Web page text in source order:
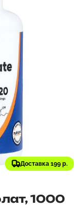
Доставка 199 р.
1000